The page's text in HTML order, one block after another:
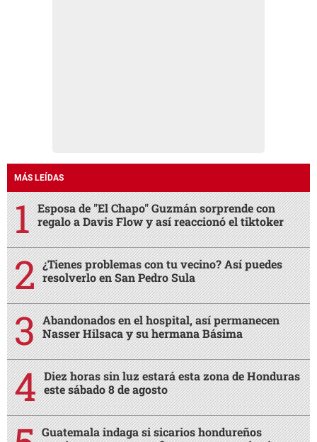
MÁS LEÍDAS
Esposa de "El Chapo" Guzmán sorprende con
regalo a Davis Flow y así reaccionó el tiktoker
¿Tienes problemas con tu vecino? Así puedes
resolverlo en San Pedro Sula
Abandonados en el hospital, así permanecen
Nasser Hilsaca y su hermana Básima
Diez horas sin luz estará esta zona de Honduras
este sábado 8 de agosto
Guatemala indaga si sicarios hondureños